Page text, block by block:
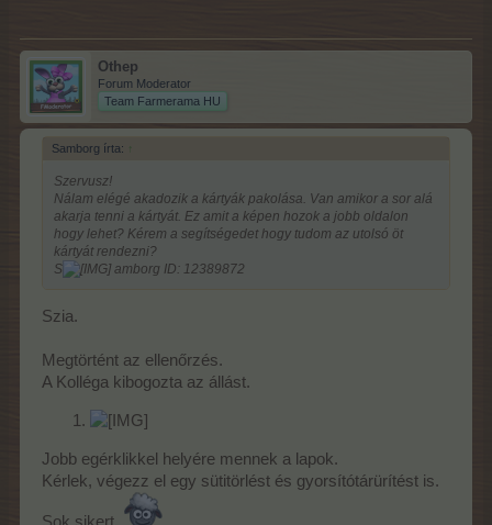
Othep
Forum Moderator
Team Farmerama HU
Samborg írta: ↑
Szervusz!
Nálam elégé akadozik a kártyák pakolása. Van amikor a sor alá
akarja tenni a kártyát. Ez amit a képen hozok a jobb oldalon
hogy lehet? Kérem a segítségedet hogy tudom az utolsó öt
kártyát rendezni?
S
amborg ID: 12389872
Szia.
Megtörtént az ellenőrzés.
A Kolléga kibogozta az állást.
Jobb egérklikkel helyére mennek a lapok.
Kérlek, végezz el egy sütitörlést és gyorsítótárürítést is.
Sok sikert.